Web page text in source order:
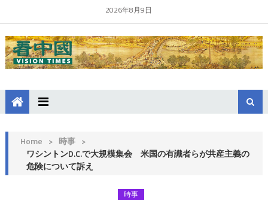
2026年8月9日
Home > 時事 >
ワシントンD.C.で大規模集会 米国の有識者らが共産主義の
危険について訴え
時事